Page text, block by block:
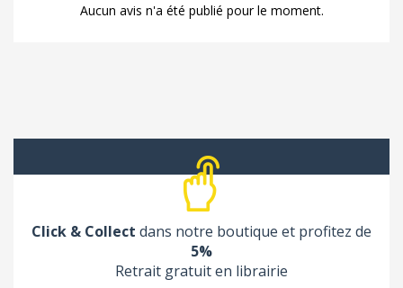
Aucun avis n'a été publié pour le moment.
Click & Collect dans notre boutique et profitez de
5%
Retrait gratuit en librairie